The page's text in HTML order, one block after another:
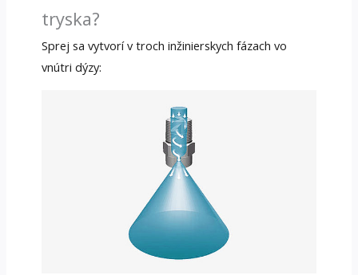
tryska?
Sprej sa vytvorí v troch inžinierskych fázach vo
vnútri dýzy: